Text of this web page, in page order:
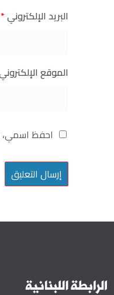
البريد الإلكتروني*
الموقع
احفظ اسمي،